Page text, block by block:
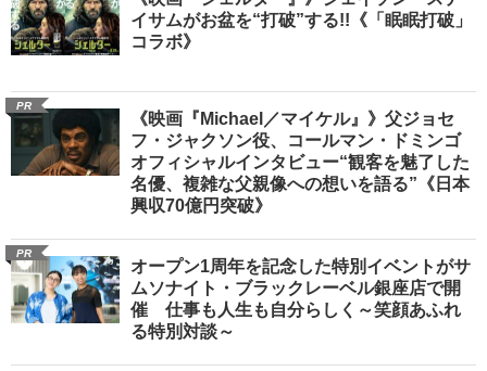
イサムがお盆を“打破”する!!《「眠眠打破」
コラボ》
PR
《映画『Michael／マイケル』》父ジョセ
フ・ジャクソン役、コールマン・ドミンゴ
オフィシャルインタビュー“観客を魅了した
名優、複雑な父親像への想いを語る”《日本
興収70億円突破》
PR
オープン1周年を記念した特別イベントがサ
ムソナイト・ブラックレーベル銀座店で開
催 仕事も人生も自分らしく～笑顔あふれ
る特別対談～